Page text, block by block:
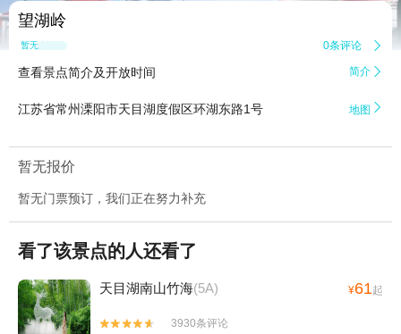
望湖岭
暂无点评 0条评论 
查看景点简介及开放时间 简介 
江苏省常州溧阳市天目湖度假区环湖东路1号 地图 
暂无报价
暂无门票预订，我们正在努力补充
看了该景点的人还看了
天目湖南山竹海(5A) ¥61起


3930条评论